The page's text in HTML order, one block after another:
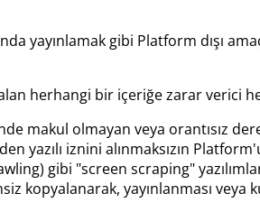
yayınlamak gibi Platform dışı
herhangi bir içeriğe zarar verici
makul olmayan veya orantısız
yazılı iznini alınmaksızın
gibi "screen scraping"
kopyalanarak, yayınlanması veya